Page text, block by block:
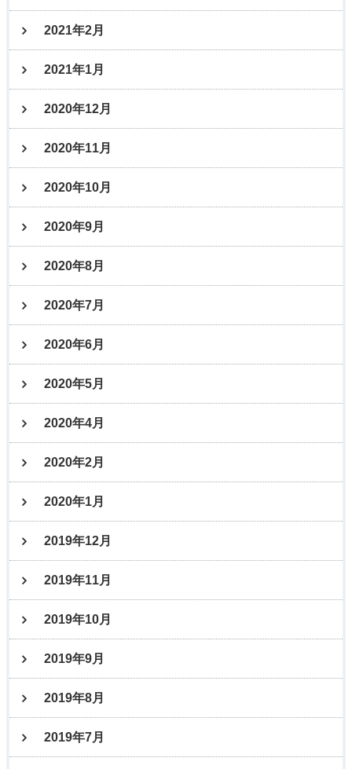
2021年2月
2021年1月
2020年12月
2020年11月
2020年10月
2020年9月
2020年8月
2020年7月
2020年6月
2020年5月
2020年4月
2020年2月
2020年1月
2019年12月
2019年11月
2019年10月
2019年9月
2019年8月
2019年7月